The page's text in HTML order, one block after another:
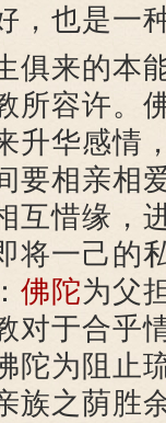
，也是一
来的本
所容许。
升华感情
要相亲相
互惜缘，
将一己的
佛陀为父
对于合乎
陀为阻止
族之荫胜